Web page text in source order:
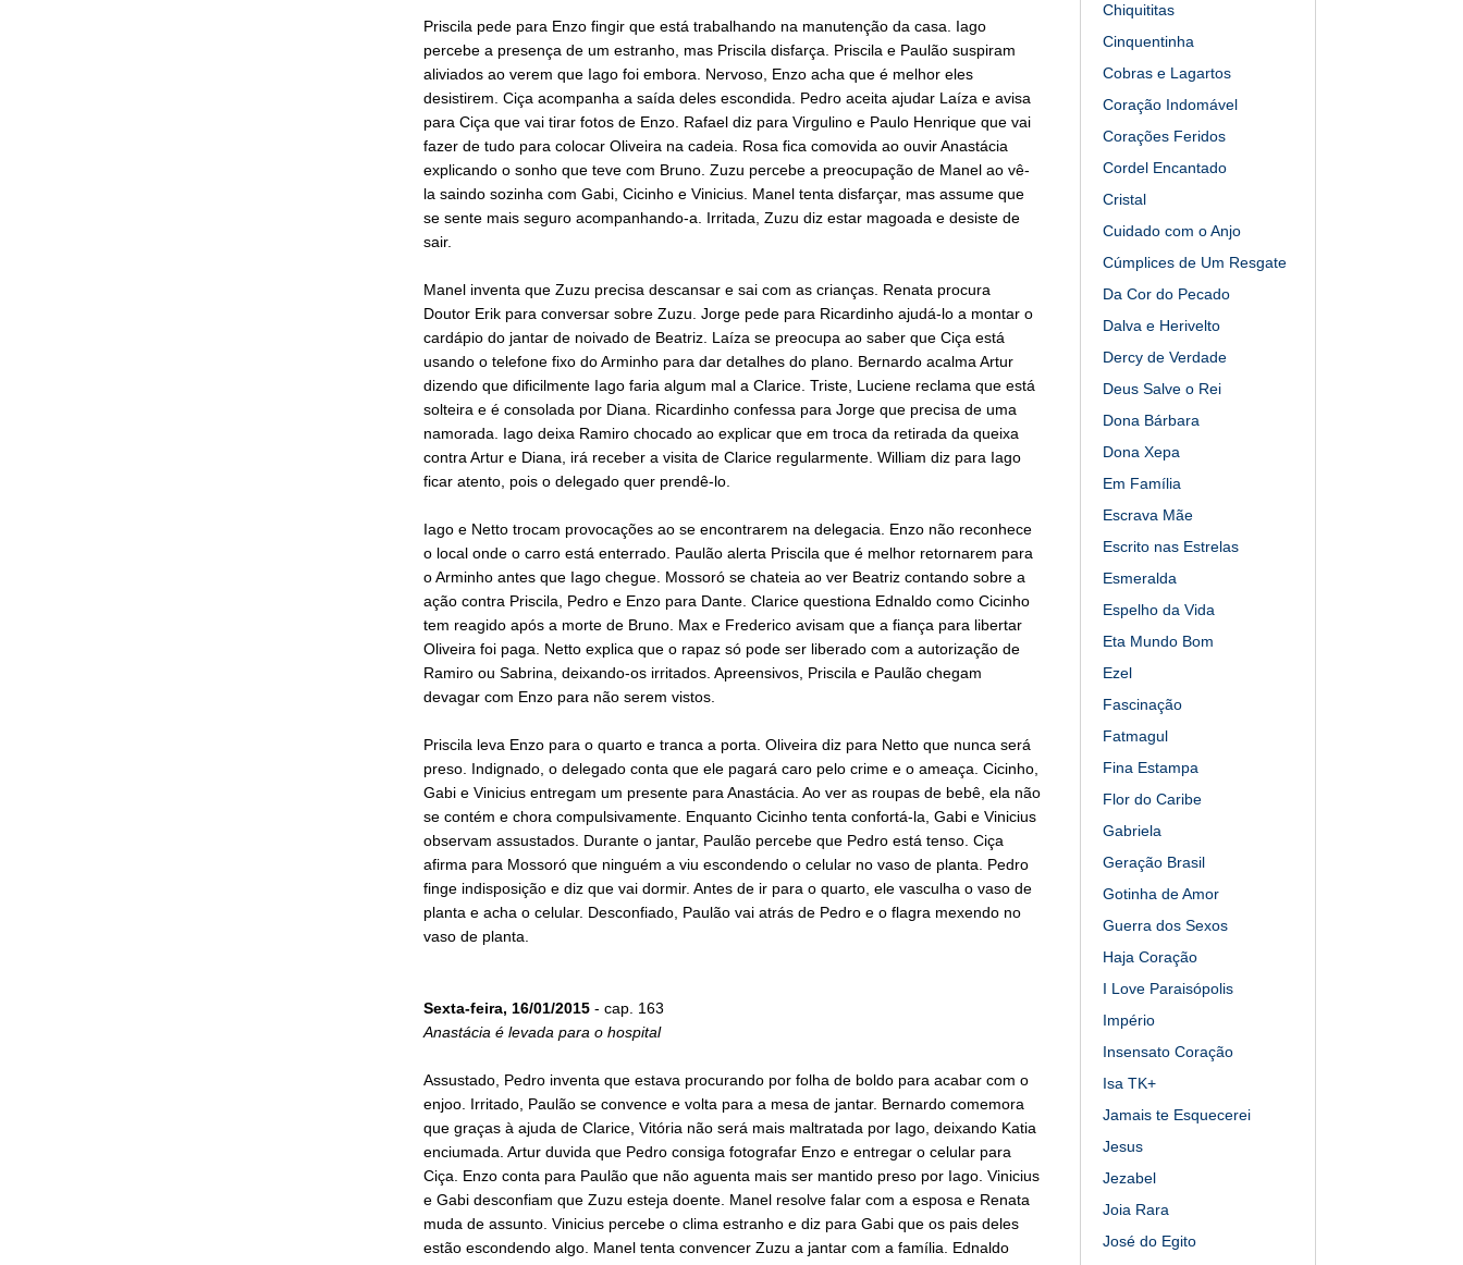
Priscila pede para Enzo fingir que está trabalhando na manutenção da casa. Iago
percebe a presença de um estranho, mas Priscila disfarça. Priscila e Paulão suspiram
aliviados ao verem que Iago foi embora. Nervoso, Enzo acha que é melhor eles
desistirem. Ciça acompanha a saída deles escondida. Pedro aceita ajudar Laíza e avisa
para Ciça que vai tirar fotos de Enzo. Rafael diz para Virgulino e Paulo Henrique que vai
fazer de tudo para colocar Oliveira na cadeia. Rosa fica comovida ao ouvir Anastácia
explicando o sonho que teve com Bruno. Zuzu percebe a preocupação de Manel ao vê-
la saindo sozinha com Gabi, Cicinho e Vinicius. Manel tenta disfarçar, mas assume que
se sente mais seguro acompanhando-a. Irritada, Zuzu diz estar magoada e desiste de
sair.
Manel inventa que Zuzu precisa descansar e sai com as crianças. Renata procura
Doutor Erik para conversar sobre Zuzu. Jorge pede para Ricardinho ajudá-lo a montar o
cardápio do jantar de noivado de Beatriz. Laíza se preocupa ao saber que Ciça está
usando o telefone fixo do Arminho para dar detalhes do plano. Bernardo acalma Artur
dizendo que dificilmente Iago faria algum mal a Clarice. Triste, Luciene reclama que está
solteira e é consolada por Diana. Ricardinho confessa para Jorge que precisa de uma
namorada. Iago deixa Ramiro chocado ao explicar que em troca da retirada da queixa
contra Artur e Diana, irá receber a visita de Clarice regularmente. William diz para Iago
ficar atento, pois o delegado quer prendê-lo.
Iago e Netto trocam provocações ao se encontrarem na delegacia. Enzo não reconhece
o local onde o carro está enterrado. Paulão alerta Priscila que é melhor retornarem para
o Arminho antes que Iago chegue. Mossoró se chateia ao ver Beatriz contando sobre a
ação contra Priscila, Pedro e Enzo para Dante. Clarice questiona Ednaldo como Cicinho
tem reagido após a morte de Bruno. Max e Frederico avisam que a fiança para libertar
Oliveira foi paga. Netto explica que o rapaz só pode ser liberado com a autorização de
Ramiro ou Sabrina, deixando-os irritados. Apreensivos, Priscila e Paulão chegam
devagar com Enzo para não serem vistos.
Priscila leva Enzo para o quarto e tranca a porta. Oliveira diz para Netto que nunca será
preso. Indignado, o delegado conta que ele pagará caro pelo crime e o ameaça. Cicinho,
Gabi e Vinicius entregam um presente para Anastácia. Ao ver as roupas de bebê, ela não
se contém e chora compulsivamente. Enquanto Cicinho tenta confortá-la, Gabi e Vinicius
observam assustados. Durante o jantar, Paulão percebe que Pedro está tenso. Ciça
afirma para Mossoró que ninguém a viu escondendo o celular no vaso de planta. Pedro
finge indisposição e diz que vai dormir. Antes de ir para o quarto, ele vasculha o vaso de
planta e acha o celular. Desconfiado, Paulão vai atrás de Pedro e o flagra mexendo no
vaso de planta.
Sexta-feira, 16/01/2015- cap. 163
Anastácia é levada para o hospital
Assustado, Pedro inventa que estava procurando por folha de boldo para acabar com o
enjoo. Irritado, Paulão se convence e volta para a mesa de jantar. Bernardo comemora
que graças à ajuda de Clarice, Vitória não será mais maltratada por Iago, deixando Katia
enciumada. Artur duvida que Pedro consiga fotografar Enzo e entregar o celular para
Ciça. Enzo conta para Paulão que não aguenta mais ser mantido preso por Iago. Vinicius
e Gabi desconfiam que Zuzu esteja doente. Manel resolve falar com a esposa e Renata
muda de assunto. Vinicius percebe o clima estranho e diz para Gabi que os pais deles
estão escondendo algo. Manel tenta convencer Zuzu a jantar com a família. Ednaldo
Chiquititas
Cinquentinha
Cobras e Lagartos
Coração Indomável
Corações Feridos
Cordel Encantado
Cristal
Cuidado com o Anjo
Cúmplices de Um Resgate
Da Cor do Pecado
Dalva e Herivelto
Dercy de Verdade
Deus Salve o Rei
Dona Bárbara
Dona Xepa
Em Família
Escrava Mãe
Escrito nas Estrelas
Esmeralda
Espelho da Vida
Eta Mundo Bom
Ezel
Fascinação
Fatmagul
Fina Estampa
Flor do Caribe
Gabriela
Geração Brasil
Gotinha de Amor
Guerra dos Sexos
Haja Coração
I Love Paraisópolis
Império
Insensato Coração
Isa TK+
Jamais te Esquecerei
Jesus
Jezabel
Joia Rara
José do Egito